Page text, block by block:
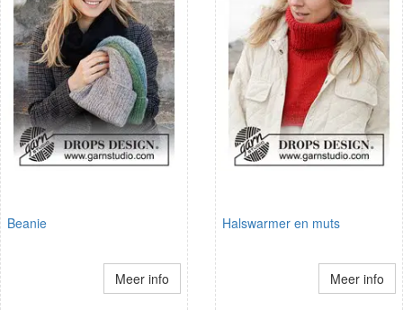
Beanie
Meer info
Halswarmer en muts
Meer info